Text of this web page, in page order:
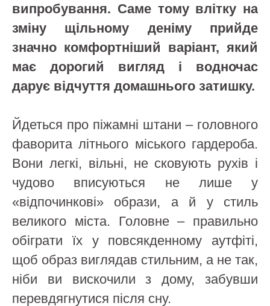
випробування. Саме тому влітку на
зміну щільному деніму прийде
значно комфортніший варіант, який
має дорогий вигляд і водночас
дарує відчуття домашнього затишку.
Йдеться про піжамні штани – головного
фаворита літнього міського гардероба.
Вони легкі, вільні, не сковують рухів і
чудово вписуються не лише у
«відпочинкові» образи, а й у стиль
великого міста. Головне – правильно
обіграти їх у повсякденному аутфіті,
щоб образ виглядав стильним, а не так,
ніби ви вискочили з дому, забувши
перевдягнутися після сну.